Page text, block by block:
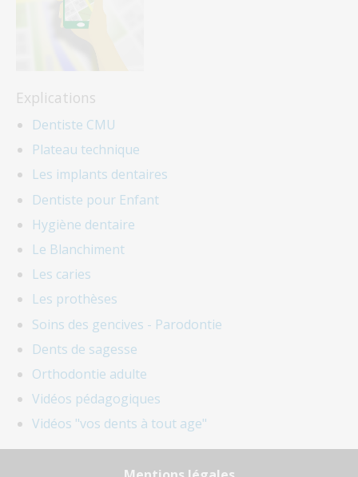
Explications
Dentiste CMU
Plateau technique
Les implants dentaires
Dentiste pour Enfant
Hygiène dentaire
Le Blanchiment
Les caries
Les prothèses
Soins des gencives - Parodontie
Dents de sagesse
Orthodontie adulte
Vidéos pédagogiques
Vidéos "vos dents à tout age"